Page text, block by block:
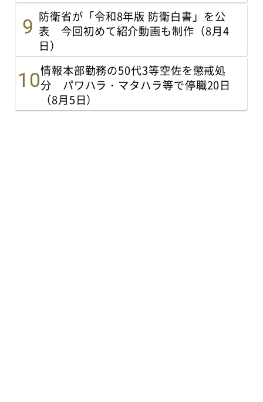
防衛省が「令和8年版 防衛白書」を公
表 今回初めて紹介動画も制作（8月4
日）
情報本部勤務の50代3等空佐を懲戒処
分 パワハラ・マタハラ等で停職20日
（8月5日）